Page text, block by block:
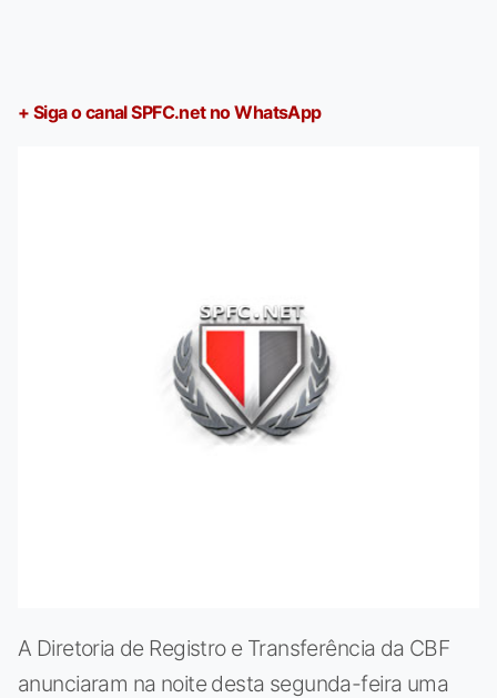
+ Siga o canal SPFC.net no WhatsApp
A Diretoria de Registro e Transferência da CBF
anunciaram na noite desta segunda-feira uma